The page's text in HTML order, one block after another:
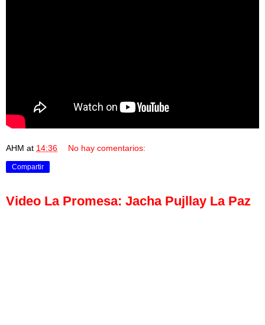
AHM at 14:36 No hay comentarios:
Compartir
Video La Promesa: Jacha Pujllay La Paz